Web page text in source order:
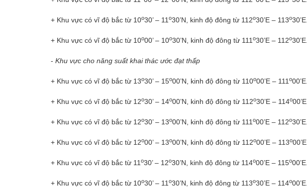
+ Khu vực có vĩ độ bắc từ 10o30’ – 11 o30’N, kinh độ đông từ 112o30’E – 113o30’E.
+ Khu vực có vĩ độ bắc từ 10o00’ – 10o30’N, kinh độ đông từ 111 o30’E – 112o30’E.
- Khu vực cho năng suất khai thác ước đạt thấp
+ Khu vực có vĩ độ bắc từ 13o30’ – 15o00’N, kinh độ đông từ 110o00’E – 111 o00’E.
+ Khu vực có vĩ độ bắc từ 12o30’ – 14o00’N, kinh độ đông từ 112o30’E – 114o00’E.
+ Khu vực có vĩ độ bắc từ 12o30’ – 13o00’N, kinh độ đông từ 111 o00’E – 112o30’E.
+ Khu vực có vĩ độ bắc từ 12o00’ – 13o00’N, kinh độ đông từ 112o00’E – 113o00’E.
+ Khu vực có vĩ độ bắc từ 11 o30’ – 12o30’N, kinh độ đông từ 114o00’E – 115o00’E.
+ Khu vực có vĩ độ bắc từ 10o30’ – 11 o30’N, kinh độ đông từ 113o30’E – 114o00’E.